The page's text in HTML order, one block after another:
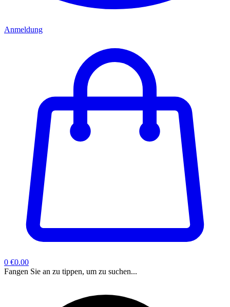
Anmeldung
0 €0.00
Fangen Sie an zu tippen, um zu suchen...